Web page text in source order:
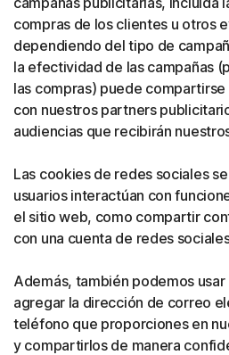
compras de los clientes u otros
dependiendo del tipo de
la efectividad de las campañas
las compras) puede
con nuestros partners
audiencias que recibirán
Las cookies de redes sociales
usuarios interactúan con
el sitio web, como compartir
con una cuenta de redes
Además, también podemos
agregar la dirección de correo
teléfono que proporciones en
y compartirlos de manera